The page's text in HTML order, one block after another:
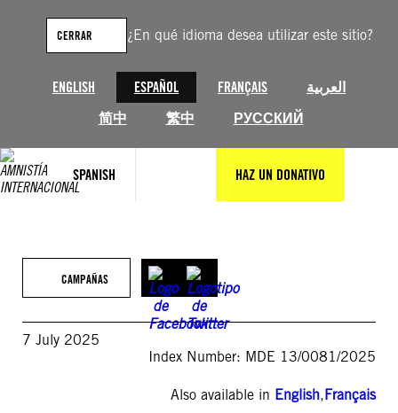
¿En qué idioma desea utilizar este sitio?
ENGLISH ESPAÑOL FRANÇAIS
العربية
简中
繁中 РУССКИЙ
CERRAR
SPANISH HAZ UN DONATIVO
contenido
CAMPAÑAS
7 July 2025
Index Number: MDE 13/0081/2025
Also available in English,Français